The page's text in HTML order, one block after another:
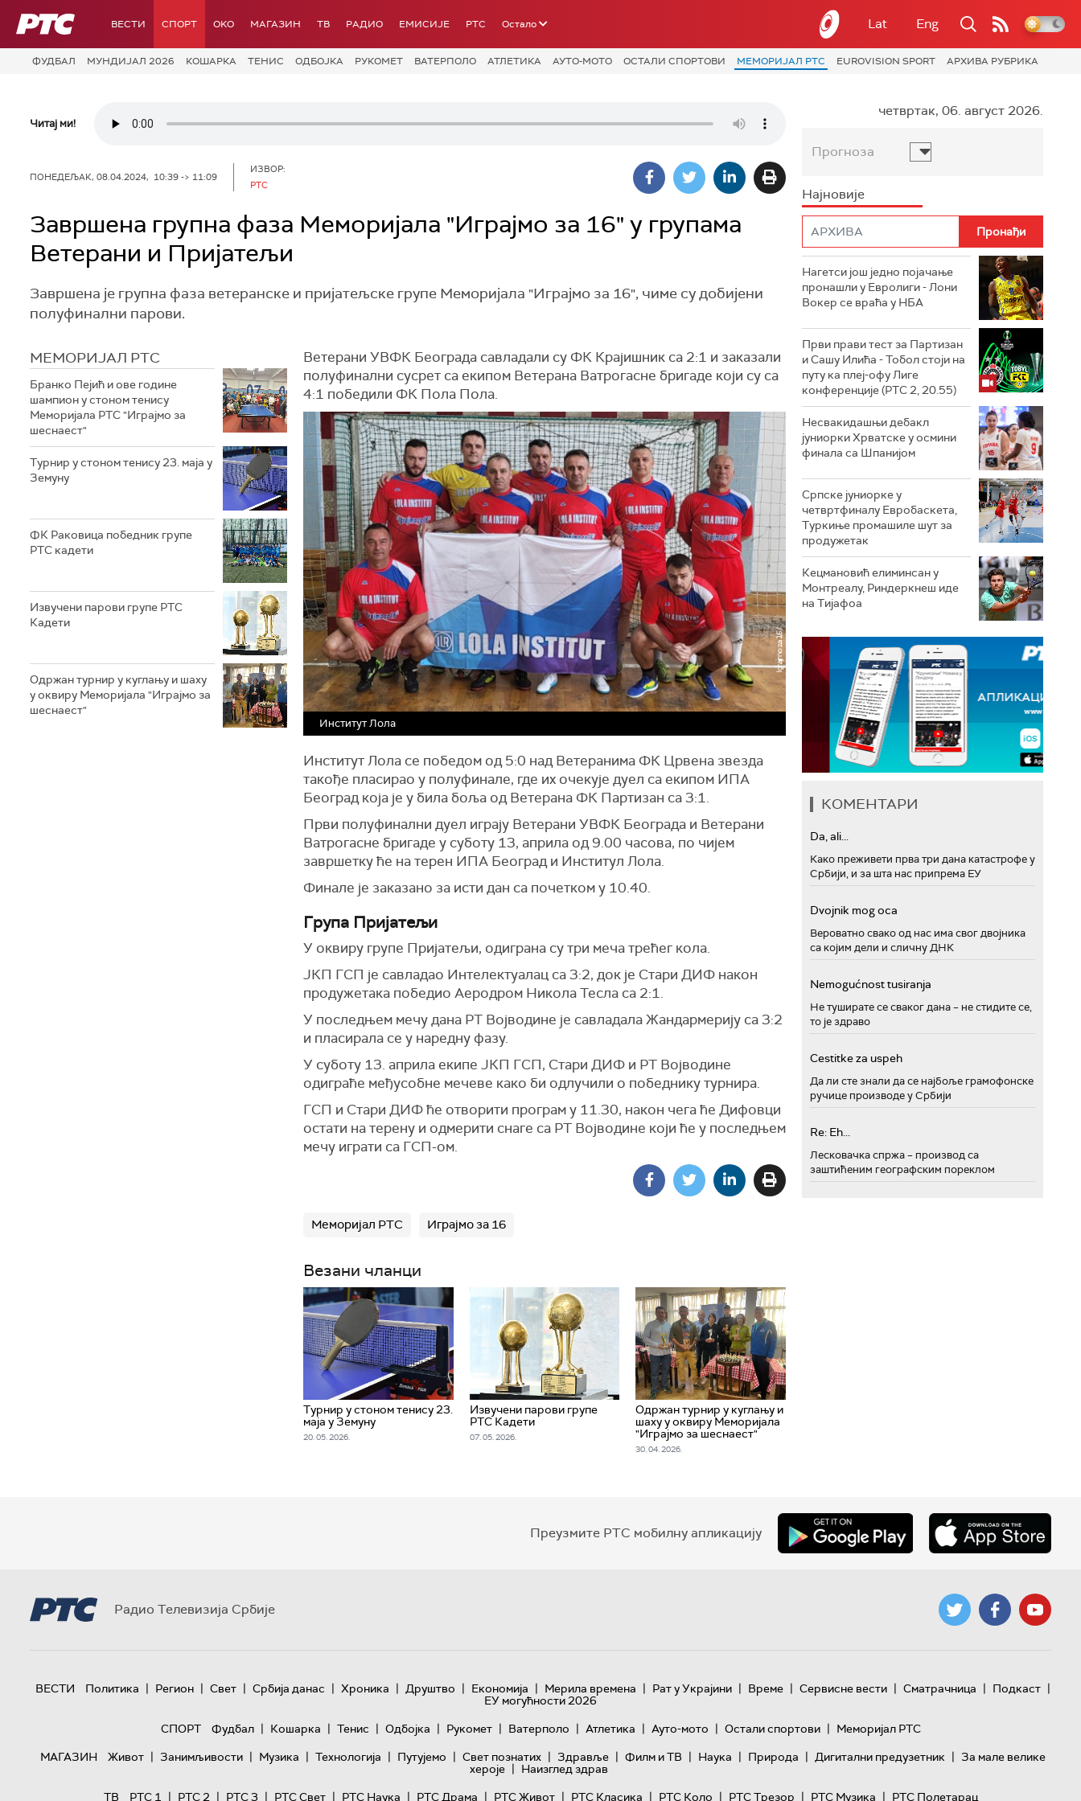
РТС ВЕСТИ СПОРТ OKO МАГАЗИН ТВ РАДИО ЕМИСИЈЕ РТС Остало Lat Eng
ФУДБАЛ МУНДИЈАЛ 2026 КОШАРКА ТЕНИС ОДБОЈКА РУКОМЕТ ВАТЕРПОЛО АТЛЕТИКА АУТО-МОТО ОСТАЛИ СПОРТОВИ МЕМОРИЈАЛ РТС EUROVISION SPORT АРХИВА РУБРИКА
Читај ми!
ПОНЕДЕЉАК, 08.04.2024, 10:39 -> 11:09
ИЗВОР:
РТС
Завршена групна фаза Меморијала "Играјмо за 16" у групама
Ветерани и Пријатељи
Завршена је групна фаза ветеранске и пријатељске групе Меморијала "Играјмо за 16", чиме су добијени
полуфинални парови.
МЕМОРИЈАЛ РТС
Бранко Пејић и ове године
шампион у стоном тенису
Меморијала РТС "Играјмо за
шеснаест"
Турнир у стоном тенису 23. маја у
Земуну
ФК Раковица победник групе
РТС кадети
Извучени парови групе РТС
Кадети
Одржан турнир у куглању и шаху
у оквиру Меморијала "Играјмо за
шеснаест"
Ветерани УВФК Београда савладали су ФК Крајишник са 2:1 и заказали
полуфинални сусрет са екипом Ветерана Ватрогасне бригаде који су са
4:1 победили ФК Пола Пола.
Институт Лола
Институт Лола се победом од 5:0 над Ветеранима ФК Црвена звезда
такође пласирао у полуфинале, где их очекује дуел са екипом ИПА
Београд која је у била боља од Ветерана ФК Партизан са 3:1.
Први полуфинални дуел играју Ветерани УВФК Београда и Ветерани
Ватрогасне бригаде у суботу 13, априла од 9.00 часова, по чијем
завршетку ће на терен ИПА Београд и Институл Лола.
Финале је заказано за исти дан са почетком у 10.40.
Група Пријатељи
У оквиру групе Пријатељи, одиграна су три меча трећег кола.
ЈКП ГСП је савладао Интелектуалац са 3:2, док је Стари ДИФ након
продужетака победио Аеродром Никола Тесла са 2:1.
У последњем мечу дана РТ Војводине је савладала Жандармерију са 3:2
и пласирала се у наредну фазу.
У суботу 13. априла екипе ЈКП ГСП, Стари ДИФ и РТ Војводине
одиграће међусобне мечеве како би одлучили о победнику турнира.
ГСП и Стари ДИФ ће отворити програм у 11.30, након чега ће Дифовци
остати на терену и одмерити снаге са РТ Војводине који ће у последњем
мечу играти са ГСП-ом.
Меморијал РТС Играјмо за 16
Везани чланци
Турнир у стоном тенису 23.
маја у Земуну
20. 05. 2026.
Извучени парови групе
РТС Кадети
07. 05. 2026.
Одржан турнир у куглању и
шаху у оквиру Меморијала
"Играјмо за шеснаест"
30. 04. 2026.
четвртак, 06. август 2026.
Прогноза
Најновије
Нагетси још једно појачање
пронашли у Евролиги - Лони
Вокер се враћа у НБА
Први прави тест за Партизан
и Сашу Илића - Тобол стоји на
путу ка плеј-офу Лиге
конференције (РТС 2, 20.55)
Несвакидашњи дебакл
јуниорки Хрватске у осмини
финала са Шпанијом
Српске јуниорке у
четвртфиналу Евробаскета,
Туркиње промашиле шут за
продужетак
Кецмановић елиминсан у
Монтреалу, Риндеркнеш иде
на Тијафоа
КОМЕНТАРИ
Da, ali...
Како преживети прва три дана катастрофе у
Србији, и за шта нас припрема ЕУ
Dvojnik mog oca
Вероватно свако од нас има свог двојника
са којим дели и сличну ДНК
Nemogućnost tusiranja
Не туширате се сваког дана – не стидите се,
то је здраво
Cestitke za uspeh
Да ли сте знали да се најбоље грамофонске
ручице производе у Србији
Re: Eh...
Лесковачка спржа – производ са
заштићеним географским пореклом
Преузмите РТС мобилну апликацију
Радио Телевизија Србије
ВЕСТИ Политика | Регион | Свет | Србија данас | Хроника | Друштво | Економија | Мерила времена | Рат у Украјини | Време | Сервисне вести | Сматрачница | Подкаст |
ЕУ могућности 2026
СПОРТ
Фудбал | Кошарка | Тенис | Одбојка | Рукомет | Ватерполо | Атлетика | Ауто-мото | Остали спортови | Меморијал РТС
МАГАЗИН
Живот | Занимљивости | Музика | Технологијa | Путујемо | Свет познатих | Здравље | Филм и ТВ | Наука | Природа | Дигитални предузетник | За мале велике
хероје | Наизглед здрав
ТВ
РТС 1 | РТС 2 | РТС 3 | РТС Свет | РТС Наука | РТС Драма | РТС Живот | РТС Класика | РТС Коло | РТС Трезор | РТС Музика | РТС Полетарац